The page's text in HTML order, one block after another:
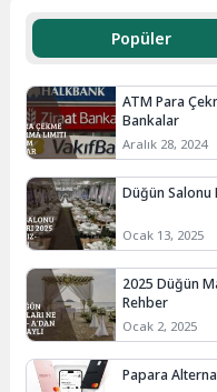
Popüler
ATM Para
Bankalar
Aralık 28, 2024
Düğün Salonu
Ocak 13, 2025
2025 Düğün
Rehber
Ocak 2, 2025
Papara